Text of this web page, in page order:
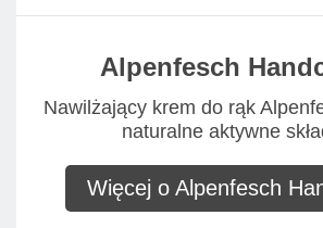
Alpenfesch
Nawilżający krem do rąk
naturalne aktywne
Więcej o Alpenfesch